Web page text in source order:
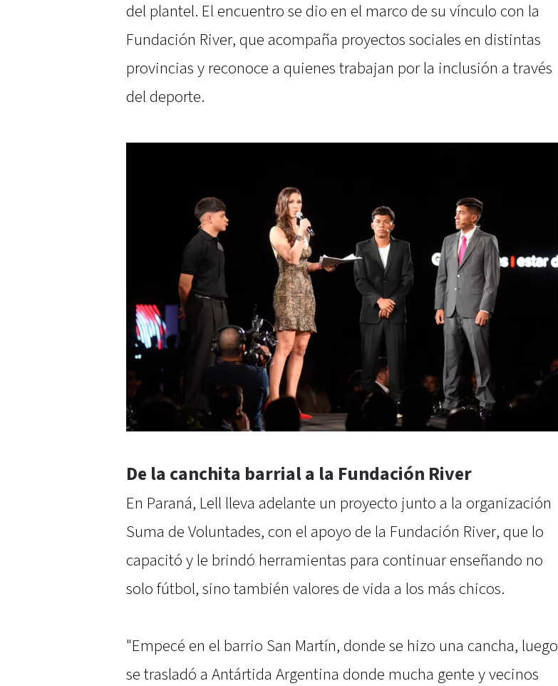
del plantel. El encuentro se dio en el marco de su vínculo con la
Fundación River, que acompaña proyectos sociales en distintas
provincias y reconoce a quienes trabajan por la inclusión a través
del deporte.
De la canchita barrial a la Fundación River
En Paraná, Lell lleva adelante un proyecto junto a la organización
Suma de Voluntades, con el apoyo de la Fundación River, que lo
capacitó y le brindó herramientas para continuar enseñando no
solo fútbol, sino también valores de vida a los más chicos.
"Empecé en el barrio San Martín, donde se hizo una cancha, luego
se trasladó a Antártida Argentina donde mucha gente y vecinos